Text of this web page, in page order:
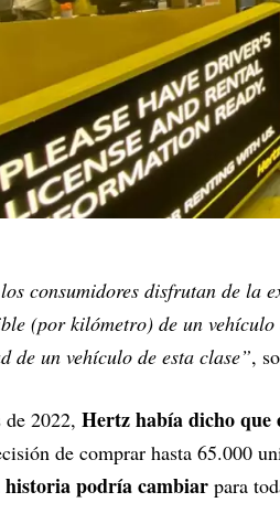
consumidores disfrutan de la
(por kilómetro) de un
de un vehículo de esta clase”,
2022, Hertz había dicho que
de comprar hasta 65.000
historia podría cambiar para